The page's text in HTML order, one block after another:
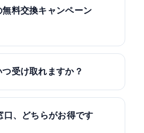
料交換キャンペーン
料で交換できる常設キャン
新機種への交換は希望交換
かけつけ設定作業費用6,160
あります。
受け取れますか？
ります。代理店窓口は開通
け取れることが多い一方、
、どちらがお得です